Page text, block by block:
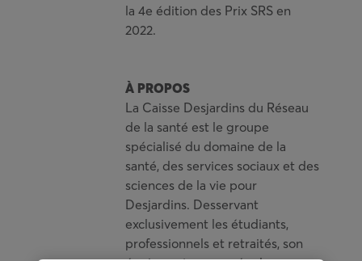
la 4e édition des Prix SRS en
2022.
À PROPOS
La Caisse Desjardins du Réseau
de la santé est le groupe
spécialisé du domaine de la
santé, des services sociaux et des
sciences de la vie pour
Desjardins. Desservant
exclusivement les étudiants,
professionnels et retraités, son